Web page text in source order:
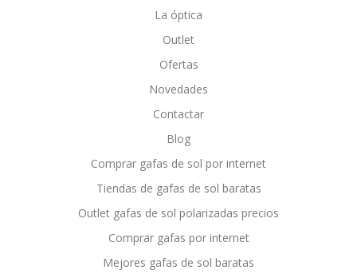
La óptica
Outlet
Ofertas
Novedades
Contactar
Blog
Comprar gafas de sol por internet
Tiendas de gafas de sol baratas
Outlet gafas de sol polarizadas precios
Comprar gafas por internet
Mejores gafas de sol baratas